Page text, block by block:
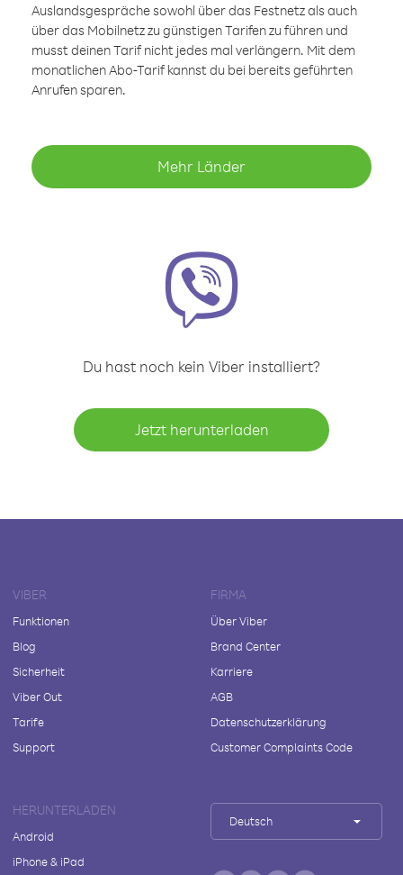
Auslandsgespräche sowohl über das Festnetz als auch
über das Mobilnetz zu günstigen Tarifen zu führen und
musst deinen Tarif nicht jedes mal verlängern. Mit dem
monatlichen Abo-Tarif kannst du bei bereits geführten
Anrufen sparen.
Mehr Länder
Du hast noch kein Viber installiert?
Jetzt herunterladen
VIBER
Funktionen
Blog
Sicherheit
Viber Out
Tarife
Support
FIRMA
Über Viber
Brand Center
Karriere
AGB
Datenschutzerklärung
Customer Complaints Code
HERUNTERLADEN
Android
iPhone & iPad
Deutsch